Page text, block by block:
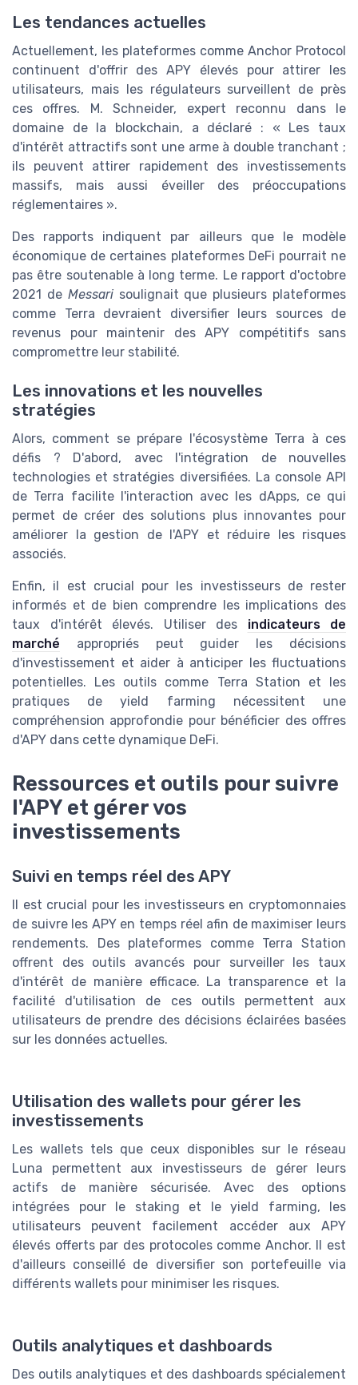
Les tendances actuelles
Actuellement, les plateformes comme Anchor Protocol
continuent d'offrir des APY élevés pour attirer les
utilisateurs, mais les régulateurs surveillent de près
ces offres. M. Schneider, expert reconnu dans le
domaine de la blockchain, a déclaré : « Les taux
d'intérêt attractifs sont une arme à double tranchant ;
ils peuvent attirer rapidement des investissements
massifs, mais aussi éveiller des préoccupations
réglementaires ».
Des rapports indiquent par ailleurs que le modèle
économique de certaines plateformes DeFi pourrait ne
pas être soutenable à long terme. Le rapport d'octobre
2021 de Messarisoulignait que plusieurs plateformes
comme Terra devraient diversifier leurs sources de
revenus pour maintenir des APY compétitifs sans
compromettre leur stabilité.
Les innovations et les nouvelles
stratégies
Alors, comment se prépare l'écosystème Terra à ces
défis ? D'abord, avec l'intégration de nouvelles
technologies et stratégies diversifiées. La console API
de Terra facilite l'interaction avec les dApps, ce qui
permet de créer des solutions plus innovantes pour
améliorer la gestion de l'APY et réduire les risques
associés.
Enfin, il est crucial pour les investisseurs de rester
informés et de bien comprendre les implications des
taux d'intérêt élevés. Utiliser des indicateurs de
marché appropriés peut guider les décisions
d'investissement et aider à anticiper les fluctuations
potentielles. Les outils comme Terra Station et les
pratiques de yield farming nécessitent une
compréhension approfondie pour bénéficier des offres
d'APY dans cette dynamique DeFi.
Ressources et outils pour suivre
l'APY et gérer vos
investissements
Suivi en temps réel des APY
Il est crucial pour les investisseurs en cryptomonnaies
de suivre les APY en temps réel afin de maximiser leurs
rendements. Des plateformes comme Terra Station
offrent des outils avancés pour surveiller les taux
d'intérêt de manière efficace. La transparence et la
facilité d'utilisation de ces outils permettent aux
utilisateurs de prendre des décisions éclairées basées
sur les données actuelles.
Utilisation des wallets pour gérer les
investissements
Les wallets tels que ceux disponibles sur le réseau
Luna permettent aux investisseurs de gérer leurs
actifs de manière sécurisée. Avec des options
intégrées pour le staking et le yield farming, les
utilisateurs peuvent facilement accéder aux APY
élevés offerts par des protocoles comme Anchor. Il est
d'ailleurs conseillé de diversifier son portefeuille via
différents wallets pour minimiser les risques.
Outils analytiques et dashboards
Des outils analytiques et des dashboards spécialement